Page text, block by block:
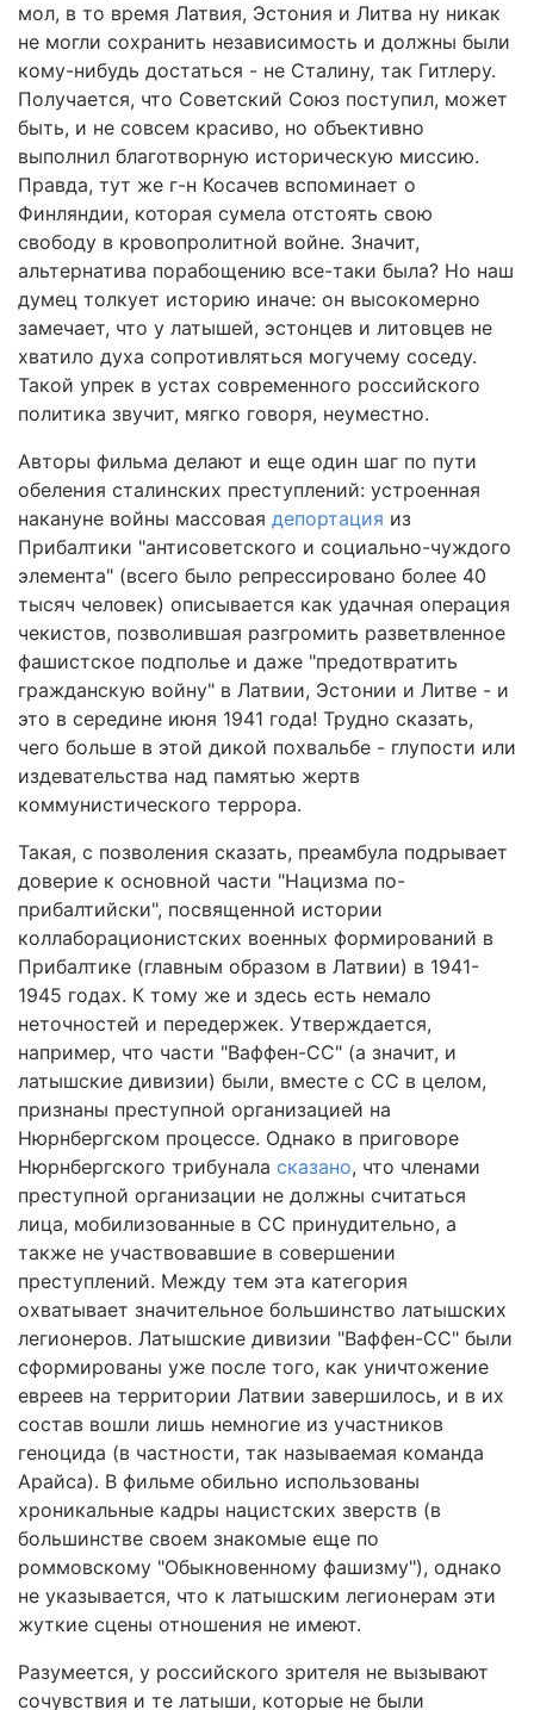
мол, в то время Латвия, Эстония и Литва ну никак
не могли сохранить независимость и должны были
кому-нибудь достаться - не Сталину, так Гитлеру.
Получается, что Советский Союз поступил, может
быть, и не совсем красиво, но объективно
выполнил благотворную историческую миссию.
Правда, тут же г-н Косачев вспоминает о
Финляндии, которая сумела отстоять свою
свободу в кровопролитной войне. Значит,
альтернатива порабощению все-таки была? Но наш
думец толкует историю иначе: он высокомерно
замечает, что у латышей, эстонцев и литовцев не
хватило духа сопротивляться могучему соседу.
Такой упрек в устах современного российского
политика звучит, мягко говоря, неуместно.
Авторы фильма делают и еще один шаг по пути
обеления сталинских преступлений: устроенная
накануне войны массовая депортация из
Прибалтики "антисоветского и социально-чуждого
элемента" (всего было репрессировано более 40
тысяч человек) описывается как удачная операция
чекистов, позволившая разгромить разветвленное
фашистское подполье и даже "предотвратить
гражданскую войну" в Латвии, Эстонии и Литве - и
это в середине июня 1941 года! Трудно сказать,
чего больше в этой дикой похвальбе - глупости или
издевательства над памятью жертв
коммунистического террора.
Такая, с позволения сказать, преамбула подрывает
доверие к основной части "Нацизма по-
прибалтийски", посвященной истории
коллаборационистских военных формирований в
Прибалтике (главным образом в Латвии) в 1941-
1945 годах. К тому же и здесь есть немало
неточностей и передержек. Утверждается,
например, что части "Ваффен-СС" (а значит, и
латышские дивизии) были, вместе с СС в целом,
признаны преступной организацией на
Нюрнбергском процессе. Однако в приговоре
Нюрнбергского трибунала сказано, что членами
преступной организации не должны считаться
лица, мобилизованные в СС принудительно, а
также не участвовавшие в совершении
преступлений. Между тем эта категория
охватывает значительное большинство латышских
легионеров. Латышские дивизии "Ваффен-СС" были
сформированы уже после того, как уничтожение
евреев на территории Латвии завершилось, и в их
состав вошли лишь немногие из участников
геноцида (в частности, так называемая команда
Арайса). В фильме обильно использованы
хроникальные кадры нацистских зверств (в
большинстве своем знакомые еще по
роммовскому "Обыкновенному фашизму"), однако
не указывается, что к латышским легионерам эти
жуткие сцены отношения не имеют.
Разумеется, у российского зрителя не вызывают
сочувствия и те латыши, которые не были